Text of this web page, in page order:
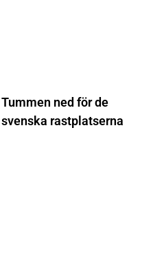
Tummen ned för de
svenska rastplatserna